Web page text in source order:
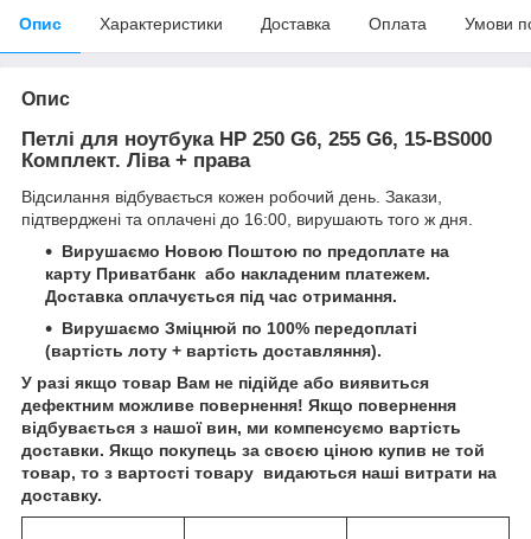
Опис Характеристики Доставка Оплата Умови
Опис
Петлі для ноутбука HP 250 G6, 255 G6, 15-BS000
Комплект. Ліва + права
Відсилання відбувається кожен робочий день. Закази,
підтверджені та оплачені до 16:00, вирушають того ж дня.
Вирушаємо Новою Поштою по предоплате на
карту Приватбанк або накладеним платежем.
Доставка оплачується під час отримання.
Вирушаємо Зміцнюй по 100% передоплаті
(вартість лоту + вартість доставляння).
У разі якщо товар Вам не підійде або виявиться
дефектним можливе повернення! Якщо повернення
відбувається з нашої вин, ми компенсуємо вартість
доставки. Якщо покупець за своєю ціною купив не той
товар, то з вартості товару видаються наші витрати на
доставку.